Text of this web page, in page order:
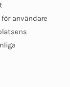
användare